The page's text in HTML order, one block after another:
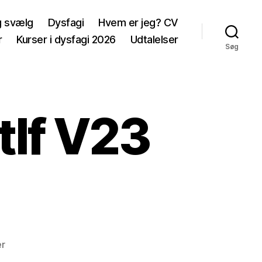
svælg Dysfagi
Hvem er jeg? CV
Kurser i dysfagi 2026 Udtalelser
Søg
tlf V23
til